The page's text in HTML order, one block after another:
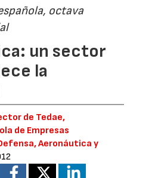
octava
un sector
la
de Tedae,
de Empresas
Aeronáutica y